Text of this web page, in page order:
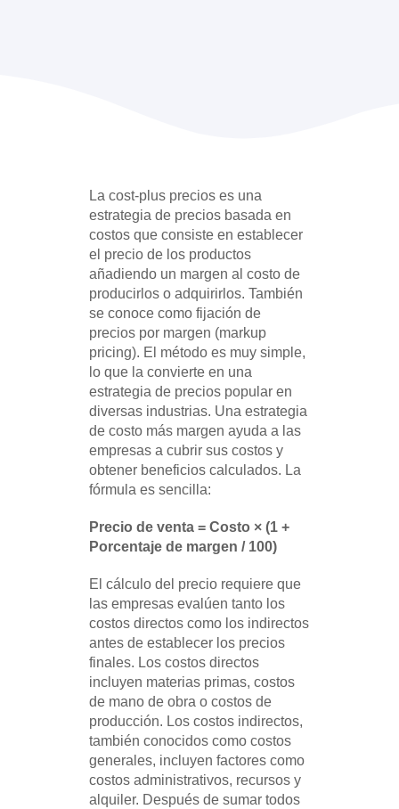
La cost-plus precios es una
estrategia de precios basada en
costos que consiste en establecer
el precio de los productos
añadiendo un margen al costo de
producirlos o adquirirlos. También
se conoce como fijación de
precios por margen (markup
pricing). El método es muy simple,
lo que la convierte en una
estrategia de precios popular en
diversas industrias. Una estrategia
de costo más margen ayuda a las
empresas a cubrir sus costos y
obtener beneficios calculados. La
fórmula es sencilla:
Precio de venta = Costo × (1 +
Porcentaje de margen / 100)
El cálculo del precio requiere que
las empresas evalúen tanto los
costos directos como los indirectos
antes de establecer los precios
finales. Los costos directos
incluyen materias primas, costos
de mano de obra o costos de
producción. Los costos indirectos,
también conocidos como costos
generales, incluyen factores como
costos administrativos, recursos y
alquiler. Después de sumar todos